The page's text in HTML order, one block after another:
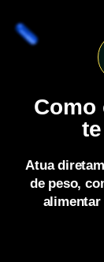
Como
Atua
de peso,
alimentar